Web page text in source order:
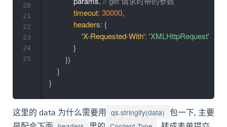
timeout: 30000,
headers: {
'X-Requested-With': 'XMLHttpRequest'
}
})
}
}
20
21
22
23
24
25
这里的 data 为什么需要用 qs.stringify(data) 包一下, 主要